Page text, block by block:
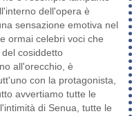
dell'opera è
sensazione emotiva nel
ormai celebri voci che
cosiddetto
all'orecchio, è
con la protagonista,
avvertiamo tutte le
di Senua, tutte le